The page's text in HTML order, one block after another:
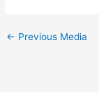
← Previous Media